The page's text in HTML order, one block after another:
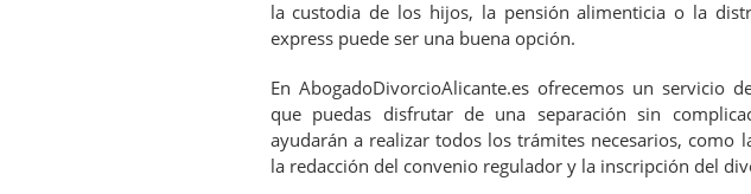
la custodia de los hijos, la pensión alimenticia o la
express puede ser una buena opción.
En AbogadoDivorcioAlicante.es ofrecemos un servicio
que puedas disfrutar de una separación sin
ayudarán a realizar todos los trámites necesarios, como
la redacción del convenio regulador y la inscripción del